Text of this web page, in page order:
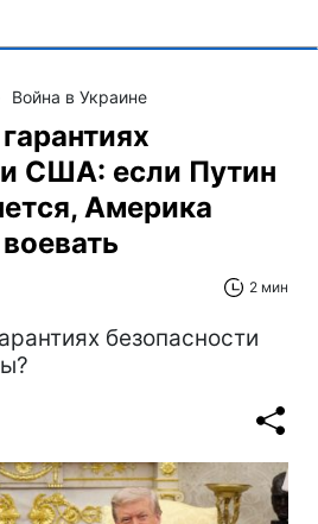
Война в Украине
США: если Путин
Америка
2 мин
безопасности